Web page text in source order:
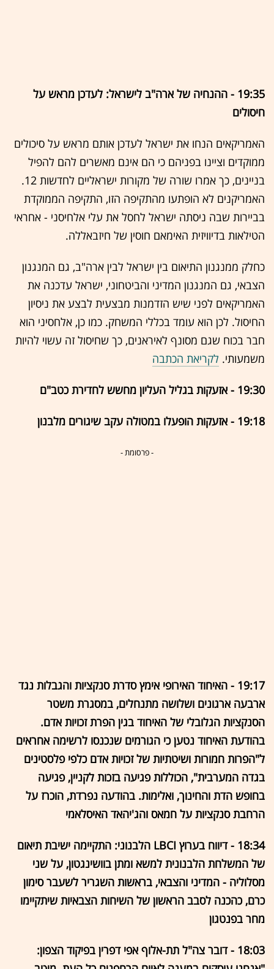
19:35 - ההנחיה של ארה"ב לישראל: לעדכן מראש על
חיסולים
האמריקאים הנחו את ישראל לעדכן אותם מראש על סיכולים
ממוקדים וציינו בפניהם כי הם אינם מאשרים להם להפיל
בניינים, כך אמרו שורה של מקורות ישראליים לחדשות 12.
האמריקנים לא הופתעו מהתקיפה הזו, התקיפה הממוקדת
בביירות שבה ניסתה ישראל לחסל את עלי אלחיסני - אחראי
הטילאות בדיוויזית האימאם חוסין של חיזבאללה.
כחלק ממנגנון התיאום בין ישראל לבין ארה"ב, גם המנגנון
הצבאי, גם המנגנון המדיני והביטחוני, ישראל עדכנה את
האמריקאים לפני שיש הזדמנות מבצעית לבצע את ניסיון
החיסול. לכן הוא עומד בכללי המשחק. כמו כן, אלחסיני הוא
חבר בכוח שגם מסונף לאיראנים, כך שחיסול זה עשוי להיות
משמעותי. לקריאת הכתבה
19:30 - אזעקות בגליל העליון מחשש לחדירת כטב"ם
19:18 - אזעקות הופעלו במטולה עקב שיגורים מלבנון
- פרסומת -
19:17 - האיחוד האירופי אימץ סדרת סנקציות והגבלות נגד
ארבעה ארגונים ושלושה מתנחלים, במסגרת משטר
הסנקציות הגלובלי של האיחוד בגין הפרת זכויות אדם.
בהודעת האיחוד נטען כי הגורמים שנכנסו לרשימה אחראים
ל"הפרות חמורות ושיטתיות של זכויות אדם כלפי פלסטינים
בגדה המערבית", הכוללות פגיעה בזכות לקניין, פגיעה
בחופש הדת והחינוך, ואלימות. בהודעה נפרדת, הוכרז על
הרחבת סנקציות על חמאס והג'יהאד האיסלאמי
18:34 - דיווח בערוץ LBCI הלבנוני: התקיימה ישיבת תיאום
של המשלחת הלבנונית למשא ומתן בוושינגטון, על שני
מסלוליה - המדיני והצבאי, בראשות השגריר לשעבר סימון
כרם, כהכנה לסבב הראשון של השיחות הצבאיות שיתקיימו
מחר בפנטגון
18:03 - דובר צה"ל תת-אלוף אפי דפרין בפיקוד הצפון: